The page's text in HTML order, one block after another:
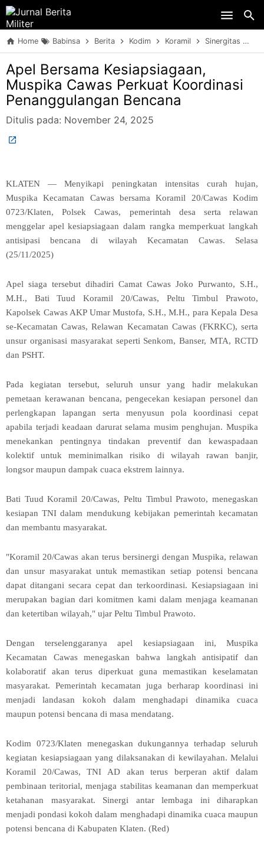
Home Babinsa Berita Kodim Koramil Sinergitas
Apel Bersama Kesiapsiagaan,
Muspika Cawas Perkuat Koordinasi
Penanggulangan Bencana
Ditulis pada: November 24, 2025
KLATEN — Menyikapi peningkatan intensitas curah hujan,
Muspika Kecamatan Cawas bersama Koramil 20/Cawas Kodim
0723/Klaten, Polsek Cawas, pemerintah desa serta relawan
menggelar apel kesiapsiagaan dalam rangka memperkuat langkah
antisipasi bencana di wilayah Kecamatan Cawas. Selasa
(25/11/2025)
Apel siaga tersebut dihadiri Camat Cawas Joko Purwanto, S.H.,
M.H., Bati Tuud Koramil 20/Cawas, Peltu Timbul Prawoto,
Kapolsek Cawas AKP Umar Mustofa, S.H., M.H., para Kepala Desa
se-Kecamatan Cawas, Relawan Kecamatan Cawas (FKRKC), serta
unsur organisasi masyarakat seperti Senkom, Banser, MTA, RCTD
dan PSHT.
Pada kegiatan tersebut, seluruh unsur yang hadir melakukan
pemetaan kerawanan bencana, pengecekan kesiapan personel dan
perlengkapan lapangan serta menyusun pola koordinasi cepat
apabila terjadi keadaan darurat selama musim penghujan. Muspika
menekankan pentingnya tindakan preventif dan kewaspadaan
kolektif untuk meminimalkan risiko di wilayah rawan banjir,
longsor maupun dampak cuaca ekstrem lainnya.
Bati Tuud Koramil 20/Cawas, Peltu Timbul Prawoto, menegaskan
kesiapan TNI dalam mendukung kebijakan pemerintah kecamatan
dan membantu masyarakat.
"Koramil 20/Cawas akan terus bersinergi dengan Muspika, relawan
dan unsur masyarakat untuk memastikan setiap potensi bencana
dapat ditangani secara cepat dan terkoordinasi. Kesiapsiagaan ini
merupakan bagian dari komitmen kami dalam menjaga keamanan
dan ketertiban wilayah," ujar Peltu Timbul Prawoto.
Dengan terselenggaranya apel kesiapsiagaan ini, Muspika
Kecamatan Cawas menegaskan bahwa langkah antisipatif dan
kolaboratif akan terus diperkuat guna memastikan keselamatan
masyarakat. Pemerintah kecamatan juga berharap koordinasi ini
menjadi landasan kokoh dalam menghadapi dinamika cuaca
maupun potensi bencana di masa mendatang.
Kodim 0723/Klaten menegaskan dukungannya terhadap seluruh
kegiatan kesiapsiagaan yang dilaksanakan di kewilayahan. Melalui
Koramil 20/Cawas, TNI AD akan terus berperan aktif dalam
pembinaan teritorial, menjaga stabilitas keamanan dan memperkuat
ketahanan masyarakat. Sinergi antar lembaga ini diharapkan
menjadi pondasi kokoh dalam menghadapi dinamika cuaca maupun
potensi bencana di Kabupaten Klaten. (Red)